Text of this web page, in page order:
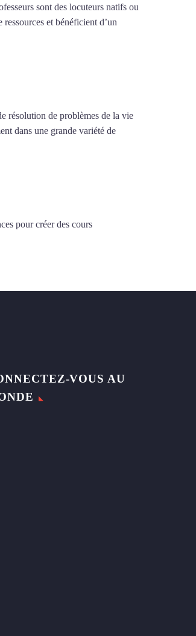
sont des locuteurs natifs ou
et bénéficient d’un
résolution de problèmes de la vie
dans une grande variété de
pour créer des cours
VOUS AU